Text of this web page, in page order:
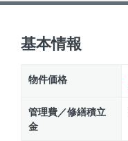
基本情報
物件価格
管理費／修繕積立
金